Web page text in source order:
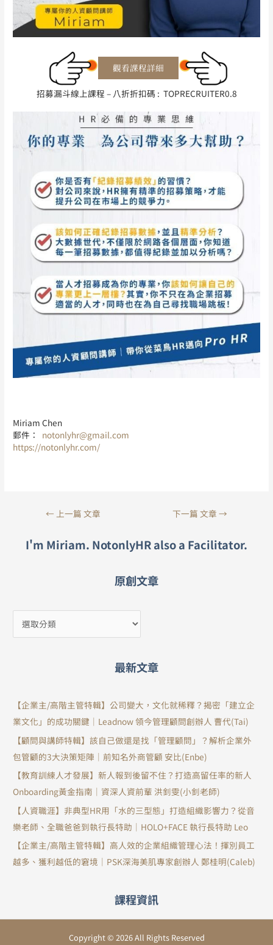
招募漏斗線上課程 – 八折折扣碼 : TOPRECRUITER0.8
Miriam Chen
郵件： notonlyhr@gmail.com
https://notonlyhr.com/
← 上一篇 文章 下一篇 文章 →
I'm Miriam. NotonlyHR also a Facilitator.
原創文章
最新文章
【企業主/高階主管特輯】公司變大，文化就稀釋？揭密「建立企
業文化」的成功關鍵｜Leadnow 領今管理顧問創辦人 曹代(Tai)
【顧問與講師特輯】該自己做還是找「管理顧問」？解析企業外
包管顧的3大決策矩陣｜前知名外商管顧 安比(Enbe)
【教育訓練人才發展】新人報到後留不住？打造高留任率的新人
Onboarding黃金指南｜資深人資前輩 洪釗雯(小釗老師)
【人資職涯】非典型HR用「水的三型態」打造組織影響力？從音
樂老師、全職爸爸到執行長特助｜HOLO+FACE 執行長特助 Leo
【企業主/高階主管特輯】高人效的企業組織管理心法！揮別員工
越多、獲利越低的窘境｜PSK深海美肌專家創辦人 鄭桂明(Caleb)
課程資訊
Copyright © 2026 All Rights Reserved